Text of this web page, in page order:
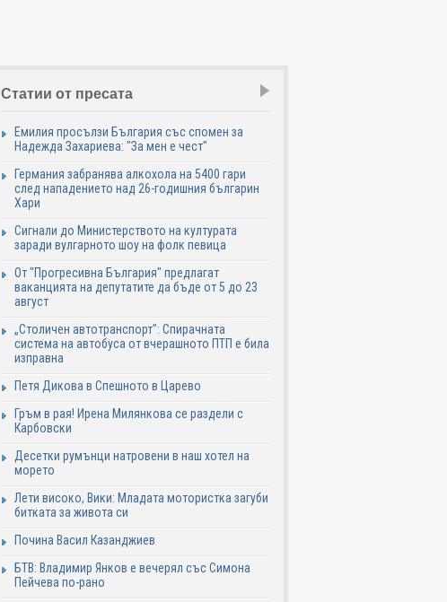
Статии от пресата
Емилия просълзи България със спомен за
Надежда Захариева: "За мен е чест"
Германия забранява алкохола на 5400 гари
след нападението над 26-годишния българин
Хари
Сигнали до Министерството на културата
заради вулгарното шоу на фолк певица
От "Прогресивна България" предлагат
ваканцията на депутатите да бъде от 5 до 23
август
„Столичен автотранспорт": Спирачната
система на автобуса от вчерашното ПТП е била
изправна
Петя Дикова в Спешното в Царево
Гръм в рая! Ирена Милянкова се раздели с
Карбовски
Десетки румънци натровени в наш хотел на
морето
Лети високо, Вики: Младата мотористка загуби
битката за живота си
Почина Васил Казанджиев
БТВ: Владимир Янков е вечерял със Симона
Пейчева по-рано